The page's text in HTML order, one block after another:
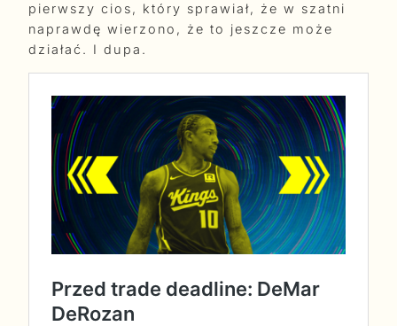
pierwszy cios, który sprawiał, że w szatni
naprawdę wierzono, że to jeszcze może
działać. I dupa.